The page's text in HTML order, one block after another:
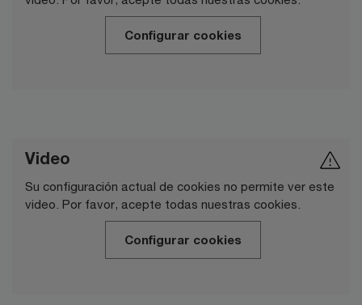
Configurar cookies
Video
Su configuración actual de cookies no permite ver este
video. Por favor, acepte todas nuestras cookies.
Configurar cookies